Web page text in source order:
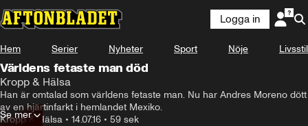
Logga in
Hem Serier Nyheter Sport Nöje Livsstil
Världens fetaste man död
Kropp & Hälsa
Han är omtalad som världens fetaste man. Nu har Andres Moreno dött
av en hjärtinfarkt i hemlandet Mexiko.
Kropp & Hälsa • 14.07.16 • 59 sek
Se mer